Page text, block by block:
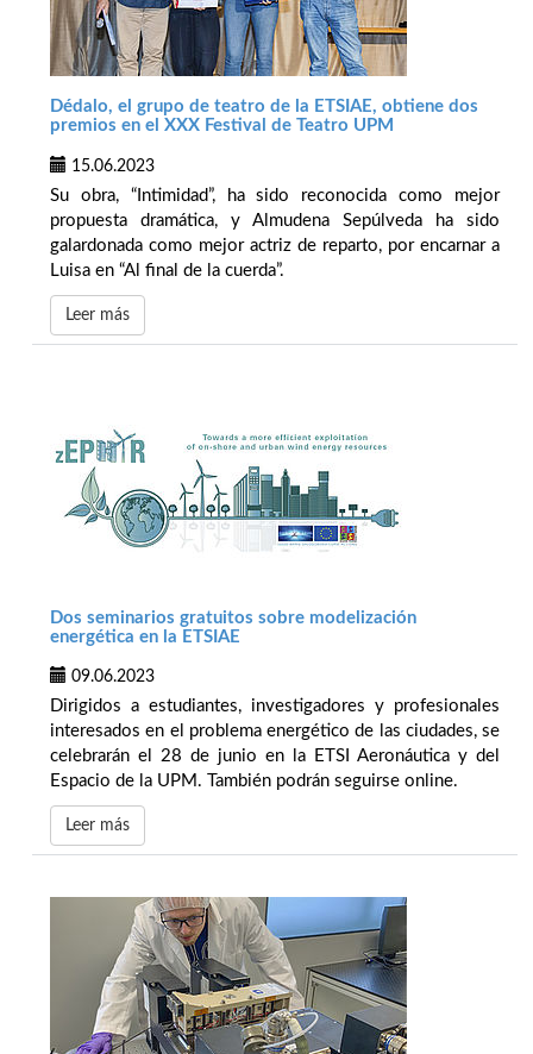
Dédalo, el grupo de teatro de la ETSIAE, obtiene dos
premios en el XXX Festival de Teatro UPM
15.06.2023
Su obra, “Intimidad”, ha sido reconocida como mejor
propuesta dramática, y Almudena Sepúlveda ha sido
galardonada como mejor actriz de reparto, por encarnar a
Luisa en “Al final de la cuerda”.
Leer más
Dos seminarios gratuitos sobre modelización
energética en la ETSIAE
09.06.2023
Dirigidos a estudiantes, investigadores y profesionales
interesados en el problema energético de las ciudades, se
celebrarán el 28 de junio en la ETSI Aeronáutica y del
Espacio de la UPM. También podrán seguirse online.
Leer más